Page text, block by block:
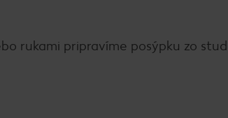
rukami pripravíme posýpku zo